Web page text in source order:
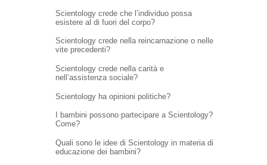
Scientology crede che l’individuo possa
esistere al di fuori del corpo?
Scientology crede nella reincarnazione o nelle
vite precedenti?
Scientology crede nella carità e
nell’assistenza sociale?
Scientology ha opinioni politiche?
I bambini possono partecipare a Scientology?
Come?
Quali sono le idee di Scientology in materia di
educazione dei bambini?